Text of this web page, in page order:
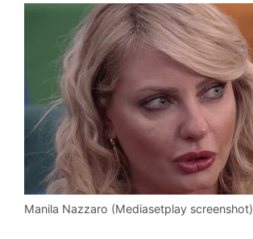
Manila Nazzaro (Mediasetplay screenshot)